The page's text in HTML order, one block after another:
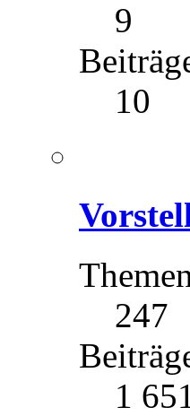
9
10
247
1